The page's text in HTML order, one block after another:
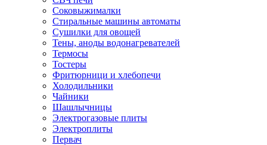
Соковыжималки
Стиральные машины автоматы
Сушилки для овощей
Тены, аноды водонагревателей
Термосы
Тостеры
Фритюрници и хлебопечи
Холодильники
Чайники
Шашлычницы
Электрогазовые плиты
Электроплиты
Первач